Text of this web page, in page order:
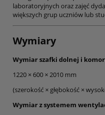
laboratoryjnych oraz zajęć
większych grup uczniów lub
Wymiary
Wymiar szafki dolnej i
1220 × 600 × 2010 mm
(szerokość × głębokość ×
Wymiar z systemem